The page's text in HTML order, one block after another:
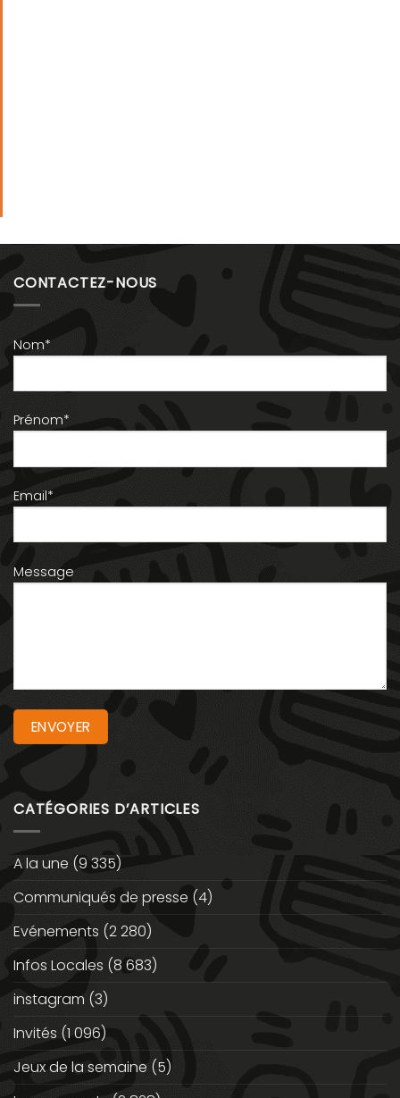
CONTACTEZ-NOUS
Nom*
Prénom*
Email*
Message
CATÉGORIES D’ARTICLES
A la une (9 335)
Communiqués de presse (4)
Evénements (2 280)
Infos Locales (8 683)
instagram (3)
Invités (1 096)
Jeux de la semaine (5)